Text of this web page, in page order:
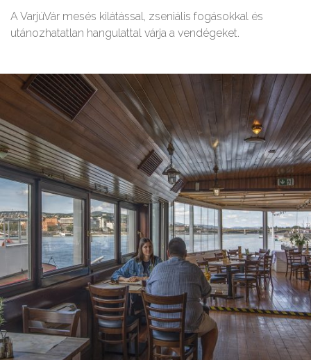
A VarjúVár mesés kilátással, zseniális fogásokkal és
utánozhatatlan hangulattal várja a vendégeket.